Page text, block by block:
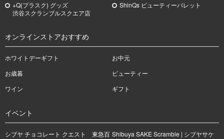
+Q(プラスク) グッズ
渋谷スクランブルスクエア店
ShinQs ビューティーパレット
オンラインストアおすすめ
ホワイトデーギフト
お中元
お歳暮
ビューティー
ワイン
ギフト
イベント
シブヤ チョコレート クエスト 東急百 Shibuya SAKE Scramble | シブヤサケ